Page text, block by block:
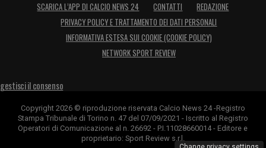
SCARICA L’APP DI CALCIO NEWS 24 CONTATTI
REDAZIONE
PRIVACY POLICY E TRATTAMENTO DEI DATI PERSONALI
INFORMATIVA ESTESA SUI COOKIE (COOKIE POLICY)
NETWORK SPORT REVIEW
gestisci il consenso
Copyright 2026 © riproduzione riservata Calcio News 24 -Registro
Stampa Tribunale di Torino n. 47 del 07/09/2021 - Iscritto al Registro
Operatori di Comunicazione al n. 26692 - P.I.11028660014 - Editore e
proprietario: Sport Review s.r.l.